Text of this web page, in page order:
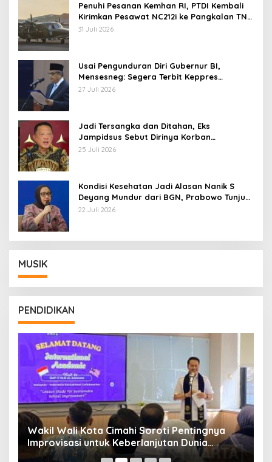
Penuhi Pesanan Kemhan RI, PTDI Kembali
Kirimkan Pesawat NC212i ke Pangkalan TNI
AU
31 Juli 2026
Usai Pengunduran Diri Gubernur BI,
Mensesneg: Segera Terbit Keppres
Pemberhentian dengan Hormat
27 Juli 2026
Jadi Tersangka dan Ditahan, Eks
Jampidsus Sebut Dirinya Korban
Kriminalisasi
25 Juli 2026
Kondisi Kesehatan Jadi Alasan Nanik S
Deyang Mundur dari BGN, Prabowo Tunjuk
Wamentan Sudaryono
22 Juli 2026
MUSIK
PENDIDIKAN
Wakil Wali Kota Cimahi Soroti Pentingnya
Improvisasi untuk Keberlanjutan Dunia
Pendidikan